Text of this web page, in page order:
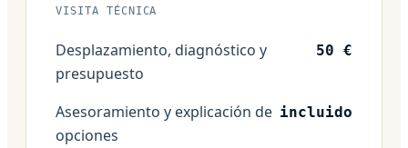
VISITA TÉCNICA
Desplazamiento, diagnóstico y
presupuesto
50 €
Asesoramiento y explicación de
opciones
incluido